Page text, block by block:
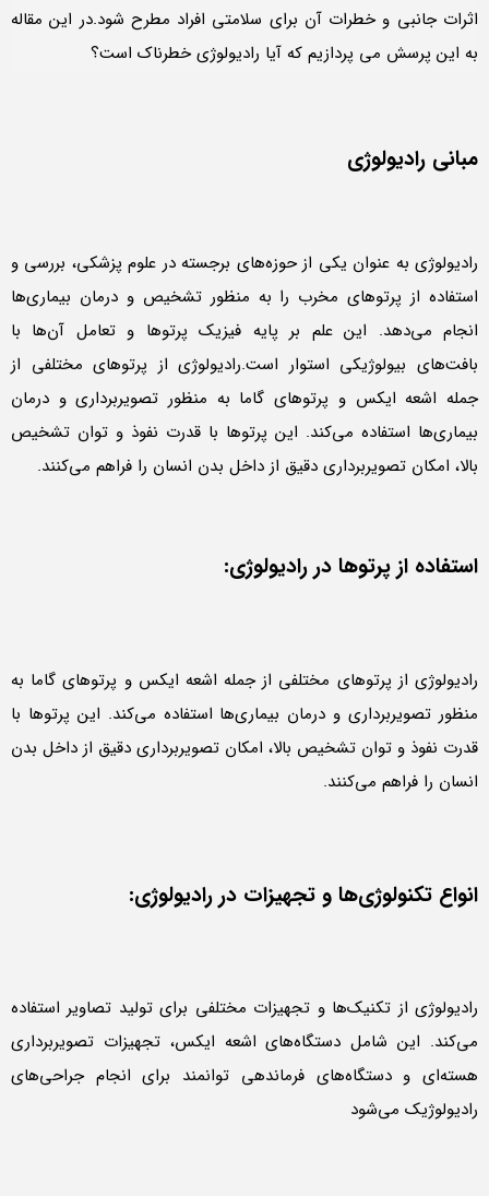
اثرات جانبی و خطرات آن برای سلامتی افراد مطرح شود.در این مقاله
به این پرسش می پردازیم که آیا رادیولوژی خطرناک است؟
مبانی رادیولوژی
رادیولوژی به عنوان یکی از حوزه‌های برجسته در علوم پزشکی، بررسی و
استفاده از پرتوهای مخرب را به منظور تشخیص و درمان بیماری‌ها
انجام می‌دهد. این علم بر پایه فیزیک پرتوها و تعامل آن‌ها با
بافت‌های بیولوژیکی استوار است.رادیولوژی از پرتوهای مختلفی از
جمله اشعه ایکس و پرتوهای گاما به منظور تصویربرداری و درمان
بیماری‌ها استفاده می‌کند. این پرتوها با قدرت نفوذ و توان تشخیص
بالا، امکان تصویربرداری دقیق از داخل بدن انسان را فراهم می‌کنند.
استفاده از پرتوها در رادیولوژی:
رادیولوژی از پرتوهای مختلفی از جمله اشعه ایکس و پرتوهای گاما به
منظور تصویربرداری و درمان بیماری‌ها استفاده می‌کند. این پرتوها با
قدرت نفوذ و توان تشخیص بالا، امکان تصویربرداری دقیق از داخل بدن
انسان را فراهم می‌کنند.
انواع تکنولوژی‌ها و تجهیزات در رادیولوژی:
رادیولوژی از تکنیک‌ها و تجهیزات مختلفی برای تولید تصاویر استفاده
می‌کند. این شامل دستگاه‌های اشعه ایکس، تجهیزات تصویربرداری
هسته‌ای و دستگاه‌های فرماندهی توانمند برای انجام جراحی‌های
رادیولوژیک می‌شود